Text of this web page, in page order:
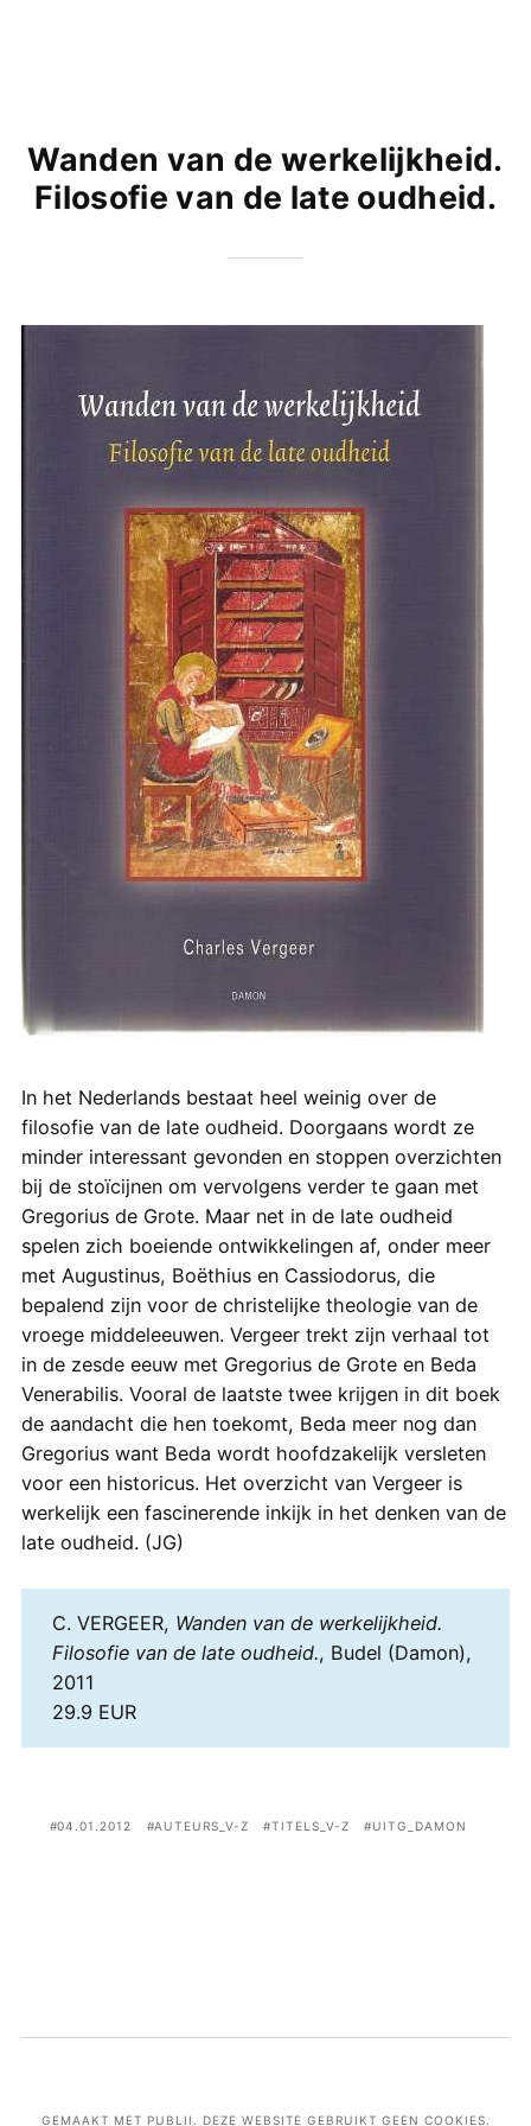
Wanden van de werkelijkheid.
Filosofie van de late oudheid.
In het Nederlands bestaat heel weinig over de
filosofie van de late oudheid. Doorgaans wordt ze
minder interessant gevonden en stoppen overzichten
bij de stoïcijnen om vervolgens verder te gaan met
Gregorius de Grote. Maar net in de late oudheid
spelen zich boeiende ontwikkelingen af, onder meer
met Augustinus, Boëthius en Cassiodorus, die
bepalend zijn voor de christelijke theologie van de
vroege middeleeuwen. Vergeer trekt zijn verhaal tot
in de zesde eeuw met Gregorius de Grote en Beda
Venerabilis. Vooral de laatste twee krijgen in dit boek
de aandacht die hen toekomt, Beda meer nog dan
Gregorius want Beda wordt hoofdzakelijk versleten
voor een historicus. Het overzicht van Vergeer is
werkelijk een fascinerende inkijk in het denken van de
late oudheid. (JG)
C. VERGEER, Wanden van de werkelijkheid.
Filosofie van de late oudheid., Budel (Damon),
2011
29.9 EUR
04.01.2012 AUTEURS_V-Z TITELS_V-Z UITG_DAMON
GEMAAKT MET PUBLII. DEZE WEBSITE GEBRUIKT GEEN COOKIES.